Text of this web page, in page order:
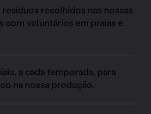
resíduos recolhidos nas nossas
com voluntários em praias e
a cada temporada, para
na nossa produção.